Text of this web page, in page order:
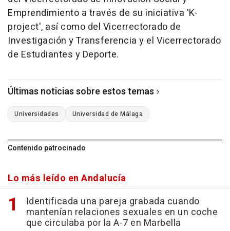
Emprendimiento a través de su iniciativa 'K-
project', así como del Vicerrectorado de
Investigación y Transferencia y el Vicerrectorado
de Estudiantes y Deporte.
Últimas noticias sobre estos temas
Universidades Universidad de Málaga
Contenido patrocinado
Lo más leído en Andalucía
Identificada una pareja grabada cuando
mantenían relaciones sexuales en un coche
que circulaba por la A-7 en Marbella